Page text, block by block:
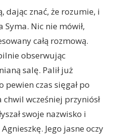
dając znać, że rozumie, i
Syma. Nic nie mówił,
całą rozmową.
obserwując
salę. Palił już
czas sięgał po
wcześniej przyniósł
swoje nazwisko i
Jego jasne oczy